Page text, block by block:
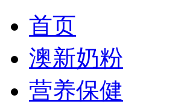
首页
澳新奶粉
营养保健